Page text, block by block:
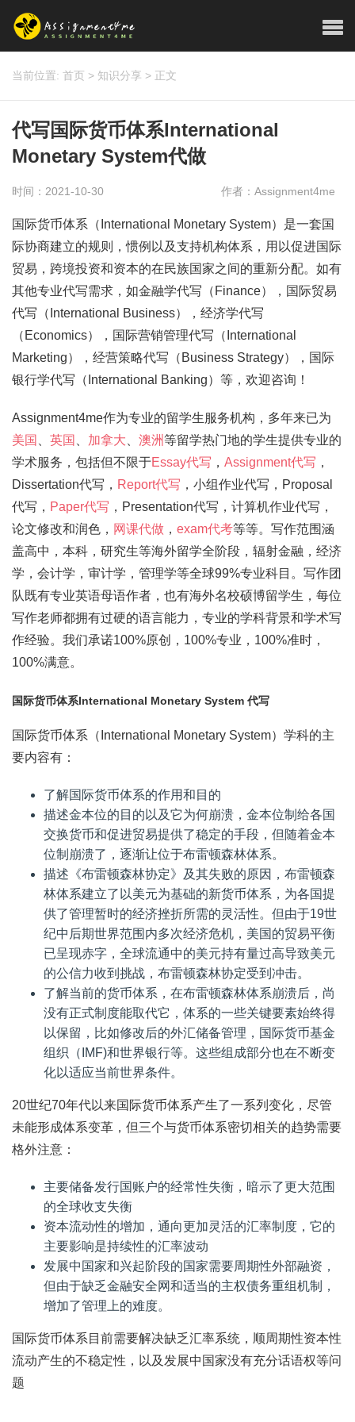
当前位置: 首页 > 知识分享 > 正文
代写国际货币体系International
Monetary System代做
时间：2021-10-30 作者：Assignment4me
国际货币体系（International Monetary System）是一套国
际协商建立的规则，惯例以及支持机构体系，用以促进国际
贸易，跨境投资和资本的在民族国家之间的重新分配。如有
其他专业代写需求，如金融学代写（Finance），国际贸易
代写（International Business），经济学代写
（Economics），国际营销管理代写（International
Marketing），经营策略代写（Business Strategy），国际
银行学代写（International Banking）等，欢迎咨询！
Assignment4me作为专业的留学生服务机构，多年来已为
美国
英国 加拿大 澳洲等留学热门地的学生提供专业的
学术服务，包括但不限于Essay代写 ， Assignment代写 ，
Dissertation代写， Report代写 ，小组作业代写，Proposal
代写， Paper代写 ，Presentation代写，计算机作业代写，
论文修改和润色， 网课代做 ， exam代考等等。写作范围涵
盖高中，本科，研究生等海外留学全阶段，辐射金融，经济
学，会计学，审计学，管理学等全球99%专业科目。写作团
队既有专业英语母语作者，也有海外名校硕博留学生，每位
写作老师都拥有过硬的语言能力，专业的学科背景和学术写
作经验。我们承诺100%原创，100%专业，100%准时，
100%满意。
国际货币体系International Monetary System 代写
国际货币体系（International Monetary System）学科的主
要内容有：
了解国际货币体系的作用和目的
描述金本位的目的以及它为何崩溃，金本位制给各国
交换货币和促进贸易提供了稳定的手段，但随着金本
位制崩溃了，逐渐让位于布雷顿森林体系。
描述《布雷顿森林协定》及其失败的原因，布雷顿森
林体系建立了以美元为基础的新货币体系，为各国提
供了管理暂时的经济挫折所需的灵活性。但由于19世
纪中后期世界范围内多次经济危机，美国的贸易平衡
已呈现赤字，全球流通中的美元持有量过高导致美元
的公信力收到挑战，布雷顿森林协定受到冲击。
了解当前的货币体系，在布雷顿森林体系崩溃后，尚
没有正式制度能取代它，体系的一些关键要素始终得
以保留，比如修改后的外汇储备管理，国际货币基金
组织（IMF)和世界银行等。这些组成部分也在不断变
化以适应当前世界条件。
20世纪70年代以来国际货币体系产生了一系列变化，尽管
未能形成体系变革，但三个与货币体系密切相关的趋势需要
格外注意：
主要储备发行国账户的经常性失衡，暗示了更大范围
的全球收支失衡
资本流动性的增加，通向更加灵活的汇率制度，它的
主要影响是持续性的汇率波动
发展中国家和兴起阶段的国家需要周期性外部融资，
但由于缺乏金融安全网和适当的主权债务重组机制，
增加了管理上的难度。
国际货币体系目前需要解决缺乏汇率系统，顺周期性资本性
流动产生的不稳定性，以及发展中国家没有充分话语权等问
题